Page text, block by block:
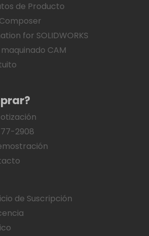
de Producto
Composer
for SOLIDWORKS
CAM
2908
de Suscripción